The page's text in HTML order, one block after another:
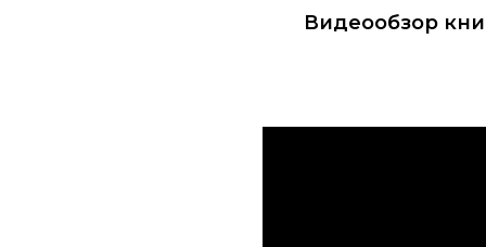
Видеообзор